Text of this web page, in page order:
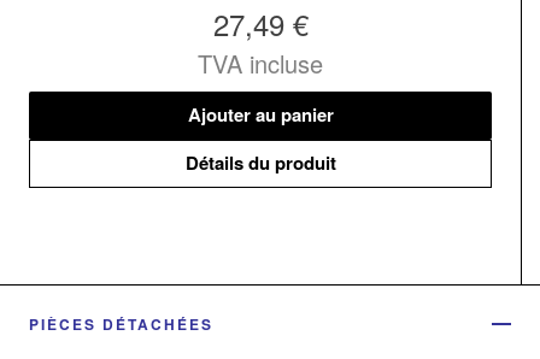
27,49 €
TVA incluse
Ajouter au panier
Détails du produit
PIÈCES DÉTACHÉES